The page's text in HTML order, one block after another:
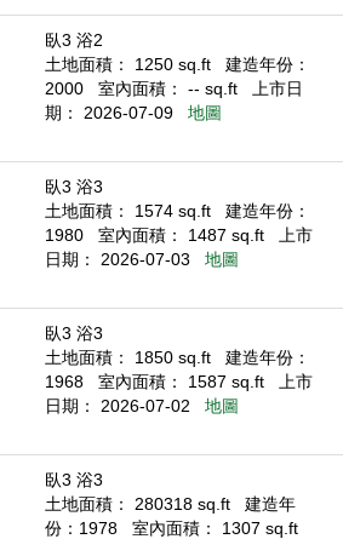
臥3 浴2
土地面積： 1250 sq.ft
建造年份：
2000
室內面積： -- sq.ft
上市日
期： 2026-07-09
地圖
臥3 浴3
土地面積： 1574 sq.ft
建造年份：
1980
室內面積： 1487 sq.ft
上市
日期： 2026-07-03
地圖
臥3 浴3
土地面積： 1850 sq.ft
建造年份：
1968
室內面積： 1587 sq.ft
上市
日期： 2026-07-02
地圖
臥3 浴3
土地面積： 280318 sq.ft
建造年
份：1978
室內面積： 1307 sq.ft